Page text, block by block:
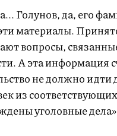
Голунов, да, его
материалы.
вопросы,
А эта информация
не должно
из
уголовные